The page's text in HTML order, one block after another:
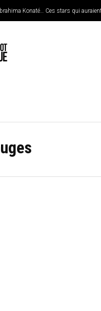
Konaté… Ces stars qui